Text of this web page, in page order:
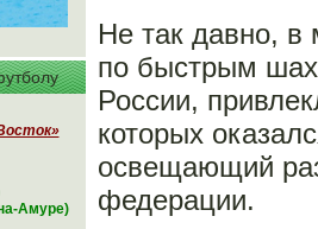
Амуре)
Не так давно, в
по быстрым
России,
которых
освещающий
федерации.